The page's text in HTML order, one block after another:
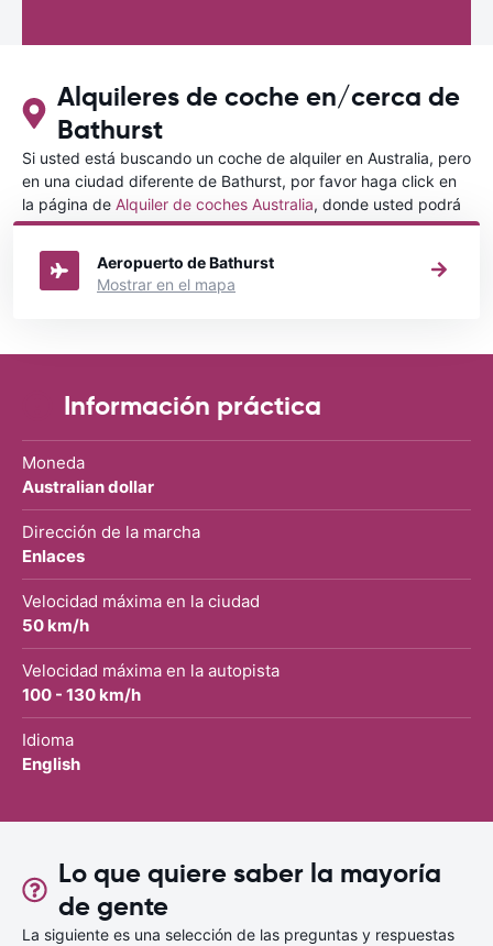
Alquileres de coche en/cerca de
Bathurst
Si usted está buscando un coche de alquiler en Australia, pero
en una ciudad diferente de Bathurst, por favor haga click en
la página de Alquiler de coches Australia, donde usted podrá
elegir en qué ciudad de Australia desea alquilar un coche.
Aeropuerto de Bathurst
Mostrar en el mapa
Información práctica
Moneda
Australian dollar
Dirección de la marcha
Enlaces
Velocidad máxima en la ciudad
50 km/h
Velocidad máxima en la autopista
100 - 130 km/h
Idioma
English
Lo que quiere saber la mayoría
de gente
La siguiente es una selección de las preguntas y respuestas